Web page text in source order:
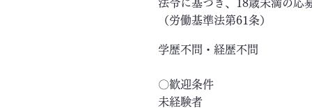
法令に基づき、18歳未満の応
（労働基準法第61条）
学歴不問・経歴不問
〇歓迎条件
未経験者